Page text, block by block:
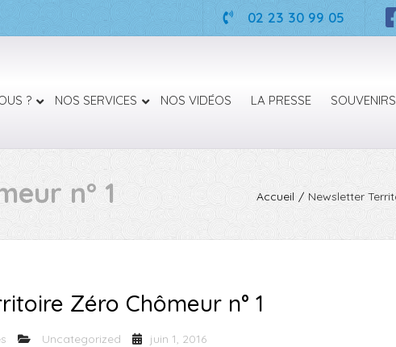
02 23 30 99 05
? NOS SERVICES NOS VIDÉOS LA PRESSE SOUVENIRS
n° 1 Accueil Newsletter
Zéro Chômeur n° 1
Uncategorized juin 1, 2016